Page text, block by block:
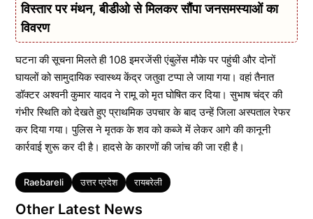
विस्तार पर मंथन, बीडीओ से मिलकर सौंपा जनसमस्याओं का
विवरण
घटना की सूचना मिलते ही 108 इमरजेंसी एंबुलेंस मौके पर पहुंची और दोनों
घायलों को सामुदायिक स्वास्थ्य केंद्र जतुवा टप्पा ले जाया गया। वहां तैनात
डॉक्टर अश्वनी कुमार यादव ने रामू को मृत घोषित कर दिया। सुभाष चंद्र की
गंभीर स्थिति को देखते हुए प्राथमिक उपचार के बाद उन्हें जिला अस्पताल रेफर
कर दिया गया। पुलिस ने मृतक के शव को कब्जे में लेकर आगे की कानूनी
कार्रवाई शुरू कर दी है। हादसे के कारणों की जांच की जा रही है।
Tags
Raebareli उत्तर प्रदेश रायबरेली
Other Latest News